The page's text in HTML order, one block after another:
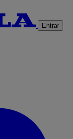
Entrar